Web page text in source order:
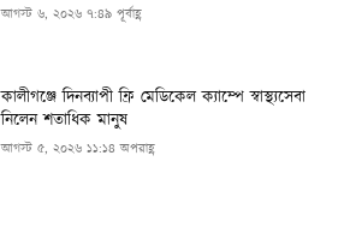
আগস্ট ৬, ২০২৬ ৭:৪৯ পূর্বাহ্ণ
কালীগঞ্জে দিনব্যাপী ফ্রি মেডিকেল ক্যাম্পে স্বাস্থ্যসেবা
নিলেন শতাধিক মানুষ
আগস্ট ৫, ২০২৬ ১১:১৪ অপরাহ্ণ